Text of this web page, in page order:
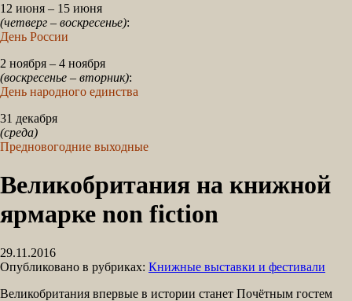
12 июня – 15 июня
(четверг – воскресенье):
День России
2 ноября – 4 ноября
(воскресенье – вторник):
День народного единства
31 декабря
(среда)
Предновогодние выходные
Великобритания на книжной
ярмарке non fiction
29.11.2016
Опубликовано в рубриках: Книжные выставки и фестивали
Великобритания впервые в истории станет Почётным гостем